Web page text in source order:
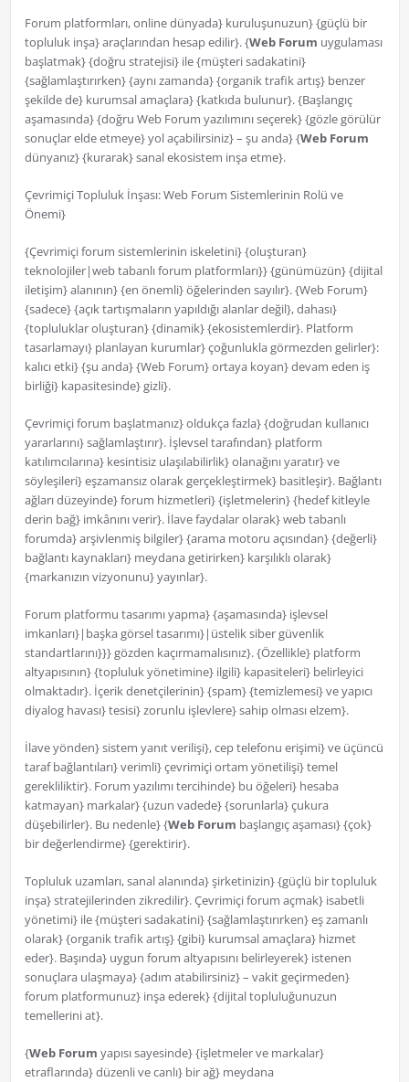
Forum platformları, online dünyada} kuruluşunuzun} {güçlü bir
topluluk inşa} araçlarından hesap edilir}. {Web Forum uygulaması
başlatmak} {doğru stratejisi} ile {müşteri sadakatini}
{sağlamlaştırırken} {aynı zamanda} {organik trafik artış} benzer
şekilde de} kurumsal amaçlara} {katkıda bulunur}. {Başlangıç
aşamasında} {doğru Web Forum yazılımını seçerek} {gözle görülür
sonuçlar elde etmeye} yol açabilirsiniz} – şu anda} {Web Forum
dünyanız} {kurarak} sanal ekosistem inşa etme}.
Çevrimiçi Topluluk İnşası: Web Forum Sistemlerinin Rolü ve
Önemi}
{Çevrimiçi forum sistemlerinin iskeletini} {oluşturan}
teknolojiler|web tabanlı forum platformları}} {günümüzün} {dijital
iletişim} alanının} {en önemli} öğelerinden sayılır}. {Web Forum}
{sadece} {açık tartışmaların yapıldığı alanlar değil}, dahası}
{topluluklar oluşturan} {dinamik} {ekosistemlerdir}. Platform
tasarlamayı} planlayan kurumlar} çoğunlukla görmezden gelirler}:
kalıcı etki} {şu anda} {Web Forum} ortaya koyan} devam eden iş
birliği} kapasitesinde} gizli}.
Çevrimiçi forum başlatmanız} oldukça fazla} {doğrudan kullanıcı
yararlarını} sağlamlaştırır}. İşlevsel tarafından} platform
katılımcılarına} kesintisiz ulaşılabilirlik} olanağını yaratır} ve
söyleşileri} eşzamansız olarak gerçekleştirmek} basitleşir}. Bağlantı
ağları düzeyinde} forum hizmetleri} {işletmelerin} {hedef kitleyle
derin bağ} imkânını verir}. İlave faydalar olarak} web tabanlı
forumda} arşivlenmiş bilgiler} {arama motoru açısından} {değerli}
bağlantı kaynakları} meydana getirirken} karşılıklı olarak}
{markanızın vizyonunu} yayınlar}.
Forum platformu tasarımı yapma} {aşamasında} işlevsel
imkanları}|başka görsel tasarımı}|üstelik siber güvenlik
standartlarını}}} gözden kaçırmamalısınız}. {Özellikle} platform
altyapısının} {topluluk yönetimine} ilgili} kapasiteleri} belirleyici
olmaktadır}. İçerik denetçilerinin} {spam} {temizlemesi} ve yapıcı
diyalog havası} tesisi} zorunlu işlevlere} sahip olması elzem}.
İlave yönden} sistem yanıt verilişi}, cep telefonu erişimi} ve üçüncü
taraf bağlantıları} verimli} çevrimiçi ortam yönetilişi} temel
gerekliliktir}. Forum yazılımı tercihinde} bu öğeleri} hesaba
katmayan} markalar} {uzun vadede} {sorunlarla} çukura
düşebilirler}. Bu nedenle} {Web Forum başlangıç aşaması} {çok}
bir değerlendirme} {gerektirir}.
Topluluk uzamları, sanal alanında} şirketinizin} {güçlü bir topluluk
inşa} stratejilerinden zikredilir}. Çevrimiçi forum açmak} isabetli
yönetimi} ile {müşteri sadakatini} {sağlamlaştırırken} eş zamanlı
olarak} {organik trafik artış} {gibi} kurumsal amaçlara} hizmet
eder}. Başında} uygun forum altyapısını belirleyerek} istenen
sonuçlara ulaşmaya} {adım atabilirsiniz} – vakit geçirmeden}
forum platformunuz} inşa ederek} {dijital topluluğunuzun
temellerini at}.
{Web Forum yapısı sayesinde} {işletmeler ve markalar}
etraflarında} düzenli ve canlı} bir ağ} meydana